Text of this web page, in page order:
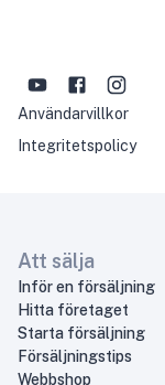
Användarvillkor
Integritetspolicy
Att sälja
Inför en försäljning
Hitta företaget
Starta försäljning
Försäljningstips
Webbshop